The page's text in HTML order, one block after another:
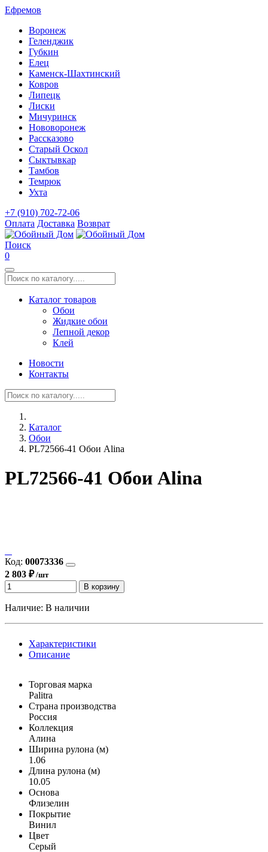
Ефремов
Воронеж
Геленджик
Губкин
Елец
Каменск-Шахтинский
Ковров
Липецк
Лиски
Мичуринск
Нововоронеж
Рассказово
Старый Оскол
Сыктывкар
Тамбов
Темрюк
Ухта
+7 (910) 702-72-06
Оплата Доставка Возврат
Поиск
0
Каталог товаров
Обои
Жидкие обои
Лепной декор
Клей
Новости
Контакты
Каталог
Обои
PL72566-41 Обои Alina
PL72566-41 Обои Alina
Код: 00073336
2 803 ₽/шт
В корзину
Наличие: В наличии
Характеристики
Описание
Торговая марка
Palitra
Страна производства
Россия
Коллекция
Алина
Ширина рулона (м)
1.06
Длина рулона (м)
10.05
Основа
Флизелин
Покрытие
Винил
Цвет
Серый